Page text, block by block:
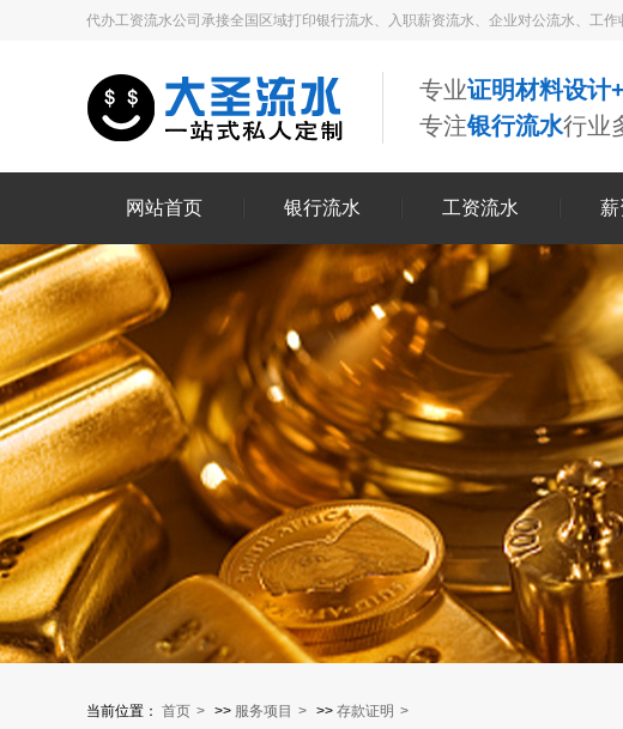
代办工资流水公司承接全国区域打印银行流水、入职薪资流水、企业对公流水、工作
专业证明材料设计
专注银行流水行业
网站首页 银行流水 工资流水 薪
当前位置： 首页 >> 服务项目 >> 存款证明